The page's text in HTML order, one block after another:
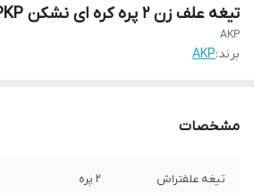
تیغه علف زن ۲ پره کره ای نشکن PKP
AKP
برند:AKP
مشخصات
تیغه علفتراش ۲ پره